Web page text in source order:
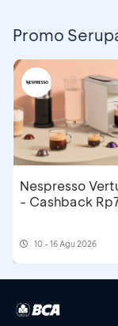
Promo
Nespresso
- Cashback
10 - 16 Agu 2026